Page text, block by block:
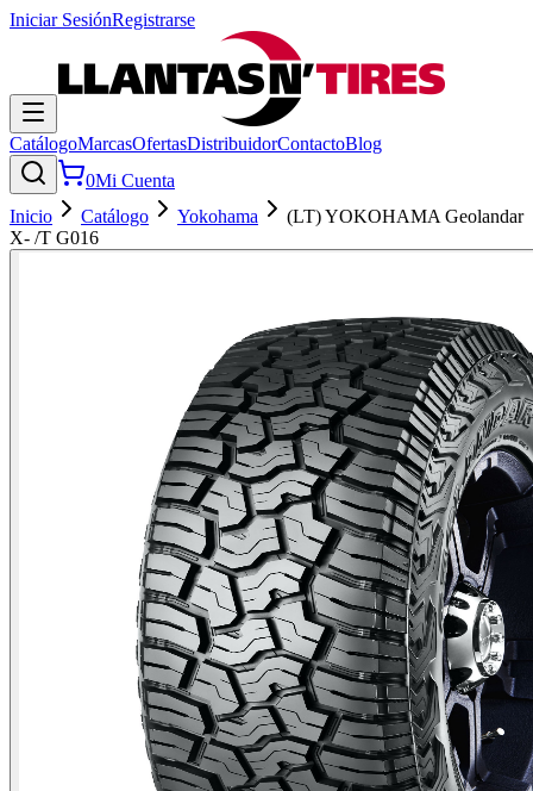
Iniciar SesiónRegistrarse
CatálogoMarcasOfertasDistribuidorContactoBlog
0Mi Cuenta
Inicio
Catálogo Yokohama
(LT) YOKOHAMA Geolandar
X- /T G016